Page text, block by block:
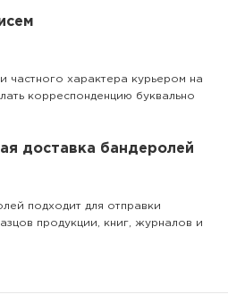
частного характера курьером на
корреспонденцию буквально
доставка бандеролей
подходит для отправки
продукции, книг, журналов и